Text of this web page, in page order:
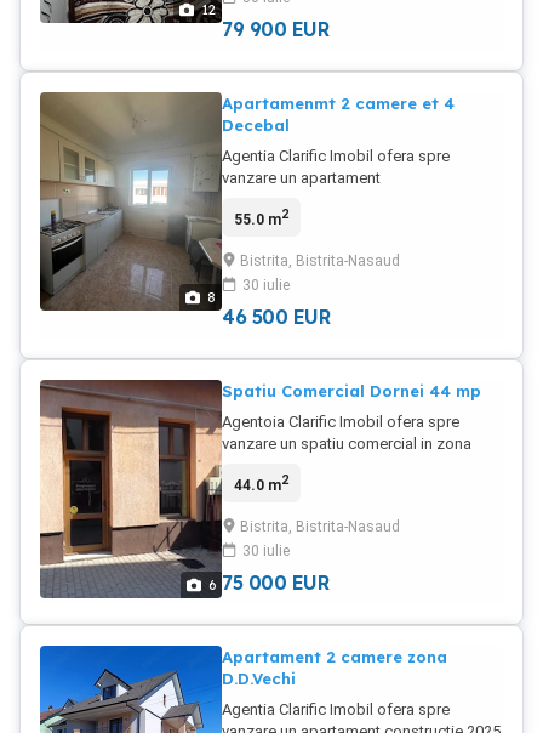
12
79 900 EUR
8
Apartamenmt 2 camere et 4
Decebal
Agentia Clarific Imobil ofera spre
vanzare un apartament
zona Decebal , etaj 4 , bucatarie mare ,
partial , necesita finisaje , pret 46500
euro neg.
55.0 m2
Bistrita, Bistrita-Nasaud
30 iulie
46 500 EUR
6
Spatiu Comercial Dornei 44 mp
Agentoia Clarific Imobil ofera spre
vanzare un spatiu comercial in zona
compus din 1 incapere , 1 sp. de
, pret 75000 euro neg.
44.0 m2
Bistrita, Bistrita-Nasaud
30 iulie
75 000 EUR
Apartament 2 camere zona
D.D.Vechi
Agentia Clarific Imobil ofera spre